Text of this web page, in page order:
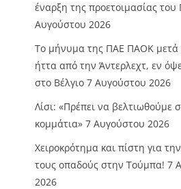
έναρξη της προετοιμασίας
Αυγούστου 2026
Το μήνυμα της ΠΑΕ ΠΑΟΚ μετά
ήττα από την Άντερλεχτ, εν
στο Βέλγιο 7 Αυγούστου 2026
Λίσι: «Πρέπει να βελτιωθούμε
κομμάτια» 7 Αυγούστου 2026
Χειροκρότημα και πίστη για
τους οπαδούς στην Τούμπα! 7
2026